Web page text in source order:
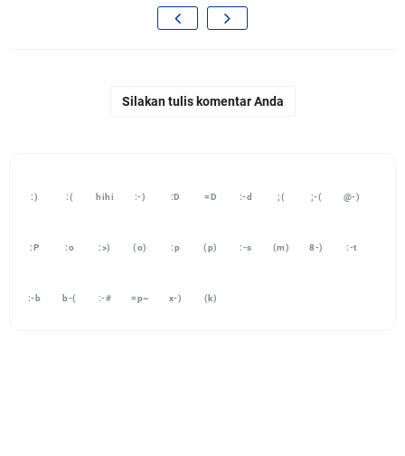
Silakan tulis komentar Anda
:) :( hihi :-) :D =D :-d ;( ;-( @-)
:P :o :>) (o) :p (p) :-s (m) 8-) :-t
:-b b-( :-# =p~ x-) (k)